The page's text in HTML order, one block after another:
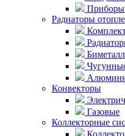
Приборы
Радиаторы
Конвекторы
Газовые
Коллекторные